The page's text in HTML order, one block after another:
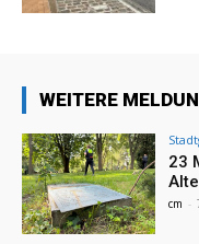
WEITERE
23
cm -